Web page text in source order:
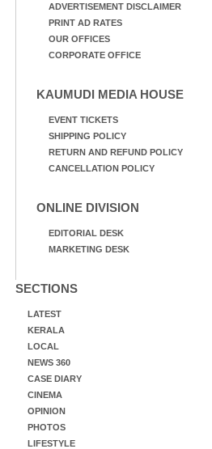
ADVERTISEMENT DISCLAIMER
PRINT AD RATES
OUR OFFICES
CORPORATE OFFICE
KAUMUDI MEDIA HOUSE
EVENT TICKETS
SHIPPING POLICY
RETURN AND REFUND POLICY
CANCELLATION POLICY
ONLINE DIVISION
EDITORIAL DESK
MARKETING DESK
SECTIONS
LATEST
KERALA
LOCAL
NEWS 360
CASE DIARY
CINEMA
OPINION
PHOTOS
LIFESTYLE